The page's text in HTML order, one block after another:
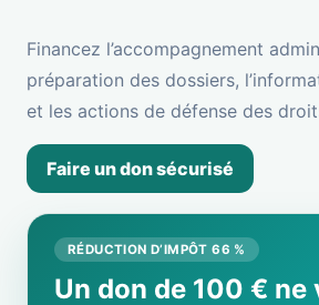
Financez l’accompagnement
préparation des dossiers,
et les actions de défense des
Faire un don sécurisé
RÉDUCTION D’IMPÔT 66 %
Un don de 100 € ne